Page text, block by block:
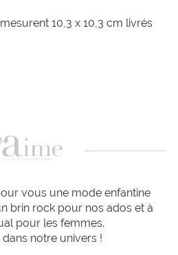
10,3 x 10,3 cm livrés
vous une mode enfantine
brin rock pour nos ados et à
pour les femmes.
dans notre univers !